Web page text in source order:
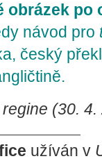
obrázek po
návod pro
český
(30.
užíván v